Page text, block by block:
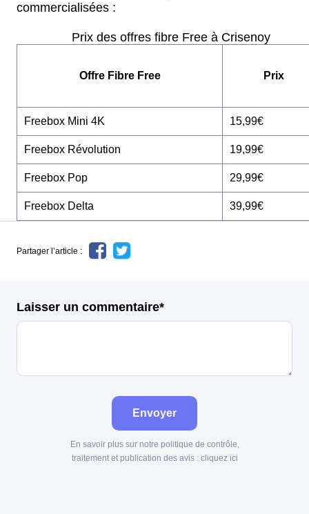
commercialisées :
Prix des offres fibre Free à Crisenoy
Offre Fibre Free Prix
Freebox Mini 4K 15,99€
Freebox Révolution 19,99€
Freebox Pop 29,99€
Freebox Delta 39,99€
Partager l’article :
Laisser un commentaire*
Envoyer
En savoir plus sur notre politique de contrôle,
traitement et publication des avis : cliquez ici